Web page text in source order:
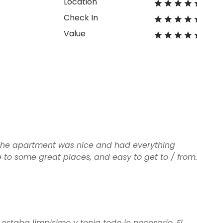
Check In
Value
apartment was nice and had everything
to some great places, and easy to get to / from.